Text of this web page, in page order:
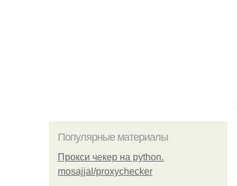
Популярные материалы
Прокси чекер на python.
mosajjal/proxychecker